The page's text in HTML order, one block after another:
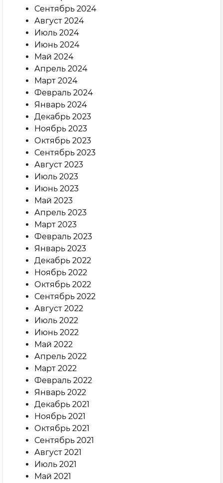
Сентябрь 2024
Август 2024
Июль 2024
Июнь 2024
Май 2024
Апрель 2024
Март 2024
Февраль 2024
Январь 2024
Декабрь 2023
Ноябрь 2023
Октябрь 2023
Сентябрь 2023
Август 2023
Июль 2023
Июнь 2023
Май 2023
Апрель 2023
Март 2023
Февраль 2023
Январь 2023
Декабрь 2022
Ноябрь 2022
Октябрь 2022
Сентябрь 2022
Август 2022
Июль 2022
Июнь 2022
Май 2022
Апрель 2022
Март 2022
Февраль 2022
Январь 2022
Декабрь 2021
Ноябрь 2021
Октябрь 2021
Сентябрь 2021
Август 2021
Июль 2021
Май 2021